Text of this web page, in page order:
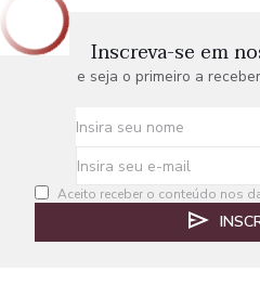
Inscreva-se em
e seja o primeiro a
Aceito receber o conteúdo nos